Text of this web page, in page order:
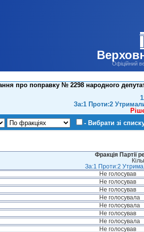
Офіційний
про поправку № 2298 народного
За:1 Проти:2
- Вибрати зі
Фракція Партії
За:1 Проти:2
Не голосував
Не голосував
Не голосував
Не голосувала
Не голосувала
Не голосував
Не голосувала
Не голосував